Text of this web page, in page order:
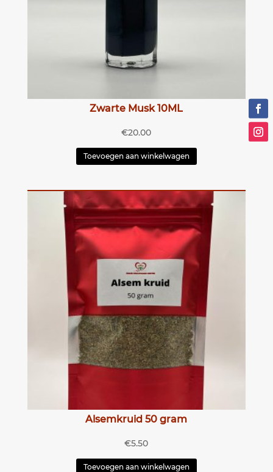
Zwarte Musk 10ML
€20.00
Toevoegen aan winkelwagen
Alsemkruid 50 gram
€5.50
Toevoegen aan winkelwagen